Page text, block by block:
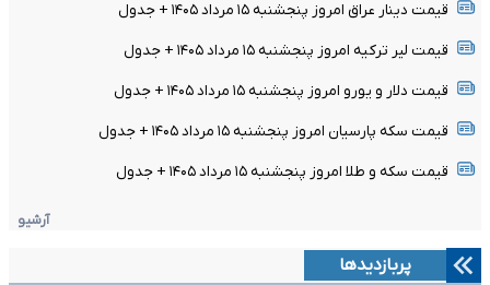
قیمت دینار عراق امروز پنجشنبه ۱۵ مرداد ۱۴۰۵ + جدول
قیمت لیر ترکیه امروز پنجشنبه ۱۵ مرداد ۱۴۰۵ + جدول
قیمت دلار و یورو امروز پنجشنبه ۱۵ مرداد ۱۴۰۵ + جدول
قیمت سکه پارسیان امروز پنجشنبه ۱۵ مرداد ۱۴۰۵ + جدول
قیمت سکه و طلا امروز پنجشنبه ۱۵ مرداد ۱۴۰۵ + جدول
آرشیو
پربازدیدها